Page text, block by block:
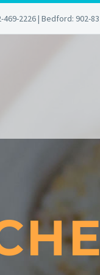
2226 | Bedford: 902-